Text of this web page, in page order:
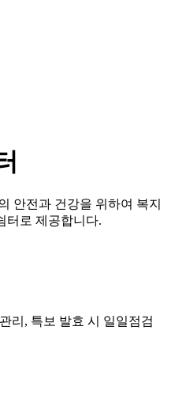
안전과 건강을 위하여 복지
터로 제공합니다.
리, 특보 발효 시 일일점검